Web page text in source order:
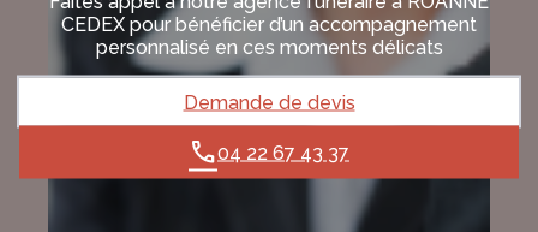
CEDEX pour bénéficier d’un accompagnement
personnalisé en ces moments délicats
Demande de devis
04 22 67 43 37